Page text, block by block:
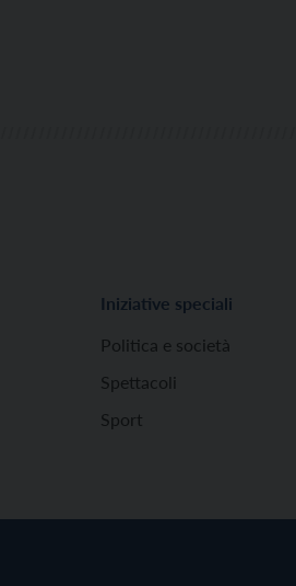
Iniziative speciali
Politica e società
Spettacoli
Sport